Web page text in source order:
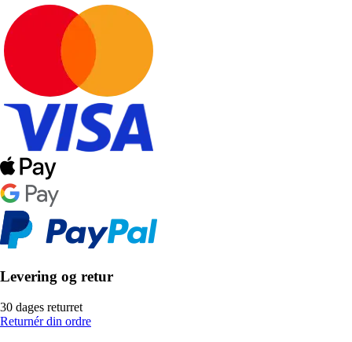
Levering og retur
30 dages returret
Returnér din ordre